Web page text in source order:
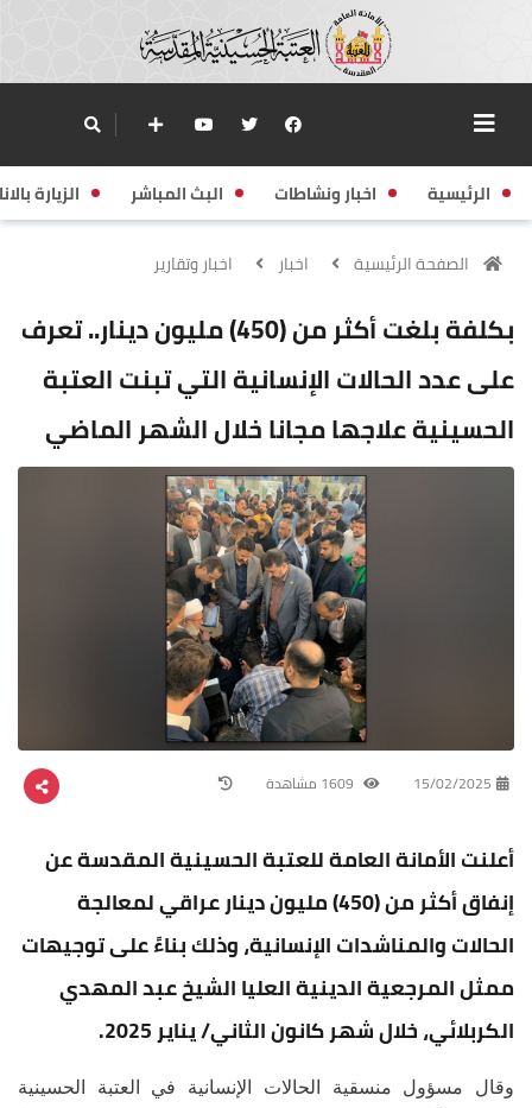
الرئيسية اخبار ونشاطات البث المباشر الزيارة
الصفحة الرئيسية اخبار اخبار وتقارير
بكلفة بلغت أكثر من (450) مليون دينار.. تعرف
على عدد الحالات الإنسانية التي تبنت العتبة
الحسينية علاجها مجانا خلال الشهر الماضي
15/02/2025
أعلنت الأمانة العامة للعتبة الحسينية المقدسة عن
إنفاق أكثر من (450) مليون دينار عراقي لمعالجة
الحالات والمناشدات الإنسانية، وذلك بناءً على توجيهات
ممثل المرجعية الدينية العليا الشيخ عبد المهدي
الكربلائي، خلال شهر كانون الثاني/ يناير 2025.
وقال مسؤول منسقية الحالات الإنسانية في العتبة الحسينية